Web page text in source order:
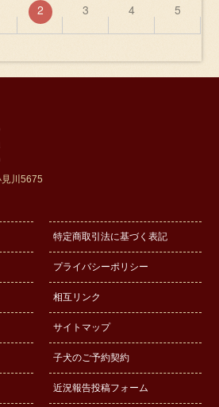
2 3 4 5
川5675
特定商取引法に基づく表記
プライバシーポリシー
相互リンク
サイトマップ
子犬のご予約契約
近況報告投稿フォーム